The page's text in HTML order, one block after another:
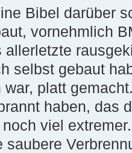
Bibel darüber
vornehmlich
allerletzte
selbst gebaut
war, platt
haben, das
viel
saubere